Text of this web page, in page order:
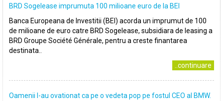
BRD Sogelease imprumuta 100 milioane euro de la BEI
Banca Europeana de Investitii (BEI) acorda un imprumut de 100
de milioane de euro catre BRD Sogelease, subsidiara de leasing a
BRD Groupe Société Générale, pentru a creste finantarea
destinata..
..continuare
Oamenii l-au ovationat ca pe o vedeta pop pe fostul CEO al BMW.